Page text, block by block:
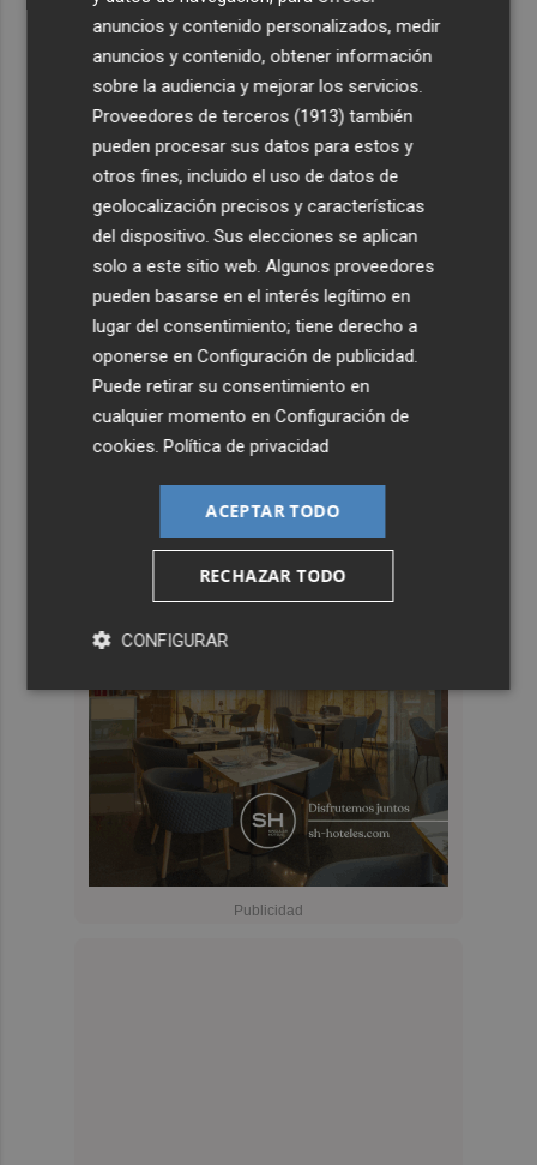
anuncios y contenido personalizados, medir
anuncios y contenido, obtener información
sobre la audiencia y mejorar los servicios.
Proveedores de terceros (1913) también
pueden procesar sus datos para estos y
otros fines, incluido el uso de datos de
geolocalización precisos y características
del dispositivo. Sus elecciones se aplican
solo a este sitio web. Algunos proveedores
pueden basarse en el interés legítimo en
lugar del consentimiento; tiene derecho a
oponerse enConfiguración de publicidad
Puede retirar su consentimiento en
cualquier momento enConfiguración de
cookies .Política de privacidad
ACEPTAR TODO
RECHAZAR TODO
CONFIGURAR